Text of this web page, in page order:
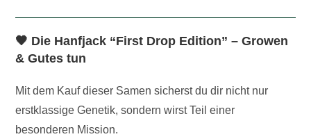
🖤 Die Hanfjack “First Drop Edition” – Growen
& Gutes tun
Mit dem Kauf dieser Samen sicherst du dir nicht nur
erstklassige Genetik, sondern wirst Teil einer
besonderen Mission.